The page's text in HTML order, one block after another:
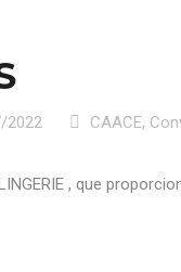
2022 CAACE,
, que